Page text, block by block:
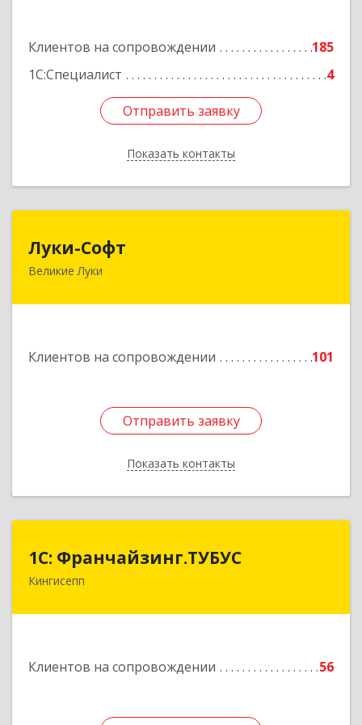
Клиентов на сопровождении
185
1С:Специалист
4
Отправить заявку
Показать контакты
Отправить заявку
Назад
Луки-Софт
Великие Луки
Клиентов на сопровождении 101
Отправить заявку
Показать контакты
182113, Псковская обл, Великие Луки г,
Отправить заявку
Назад
1С: Франчайзинг.ТУБУС
Кингисепп
Клиентов на сопровождении 56
1С: Франчайзинг.ТУБУС